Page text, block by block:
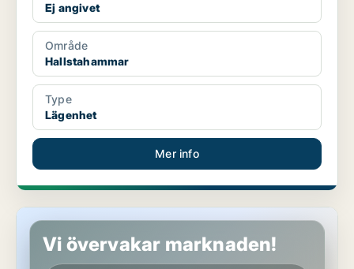
Ej angivet
Område
Hallstahammar
Type
Lägenhet
Mer info
Lägenhet i Hallstahammar
Vi övervakar marknaden!